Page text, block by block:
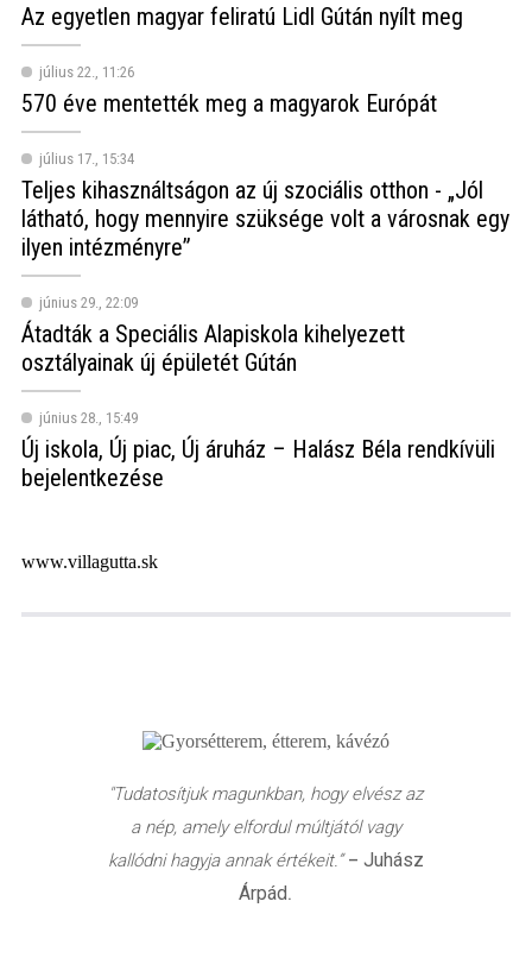
Az egyetlen magyar feliratú Lidl Gútán nyílt meg
július 22., 11:26
570 éve mentették meg a magyarok Európát
július 17., 15:34
Teljes kihasználtságon az új szociális otthon - „Jól
látható, hogy mennyire szüksége volt a városnak egy
ilyen intézményre”
június 29., 22:09
Átadták a Speciális Alapiskola kihelyezett
osztályainak új épületét Gútán
június 28., 15:49
Új iskola, Új piac, Új áruház – Halász Béla rendkívüli
bejelentkezése
www.villagutta.sk
"Tudatosítjuk magunkban, hogy elvész az
a nép, amely elfordul múltjától vagy
kallódni hagyja annak értékeit.”– Juhász
Árpád.